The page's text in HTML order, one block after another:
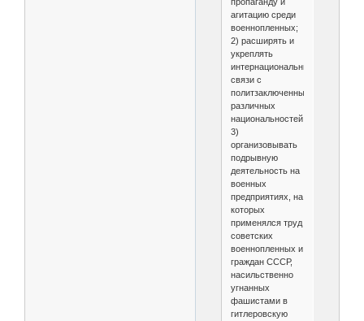
агитацию среди
военнопленных;
2) расширять и
укреплять
интернациональные
связи с
политзаключенными
различных
национальностей;
3)
организовывать
подрывную
деятельность на
военных
предприятиях, на
которых
применялся труд
советских
военнопленных и
граждан СССР,
насильственно
угнанных
фашистами в
гитлеровскую